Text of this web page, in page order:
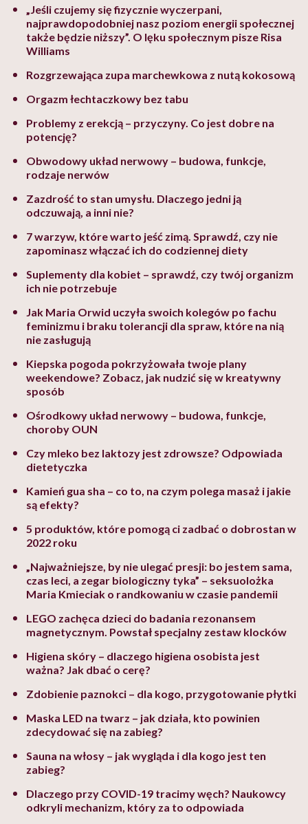
„Jeśli czujemy się fizycznie wyczerpani,
najprawdopodobniej nasz poziom energii społecznej
także będzie niższy”. O lęku społecznym pisze Risa
Williams
Rozgrzewająca zupa marchewkowa z nutą kokosową
Orgazm łechtaczkowy bez tabu
Problemy z erekcją – przyczyny. Co jest dobre na
potencję?
Obwodowy układ nerwowy – budowa, funkcje,
rodzaje nerwów
Zazdrość to stan umysłu. Dlaczego jedni ją
odczuwają, a inni nie?
7 warzyw, które warto jeść zimą. Sprawdź, czy nie
zapominasz włączać ich do codziennej diety
Suplementy dla kobiet – sprawdź, czy twój organizm
ich nie potrzebuje
Jak Maria Orwid uczyła swoich kolegów po fachu
feminizmu i braku tolerancji dla spraw, które na nią
nie zasługują
Kiepska pogoda pokrzyżowała twoje plany
weekendowe? Zobacz, jak nudzić się w kreatywny
sposób
Ośrodkowy układ nerwowy – budowa, funkcje,
choroby OUN
Czy mleko bez laktozy jest zdrowsze? Odpowiada
dietetyczka
Kamień gua sha – co to, na czym polega masaż i jakie
są efekty?
5 produktów, które pomogą ci zadbać o dobrostan w
2022 roku
„Najważniejsze, by nie ulegać presji: bo jestem sama,
czas leci, a zegar biologiczny tyka” – seksuolożka
Maria Kmieciak o randkowaniu w czasie pandemii
LEGO zachęca dzieci do badania rezonansem
magnetycznym. Powstał specjalny zestaw klocków
Higiena skóry – dlaczego higiena osobista jest
ważna? Jak dbać o cerę?
Zdobienie paznokci – dla kogo, przygotowanie płytki
Maska LED na twarz – jak działa, kto powinien
zdecydować się na zabieg?
Sauna na włosy – jak wygląda i dla kogo jest ten
zabieg?
Dlaczego przy COVID-19 tracimy węch? Naukowcy
odkryli mechanizm, który za to odpowiada